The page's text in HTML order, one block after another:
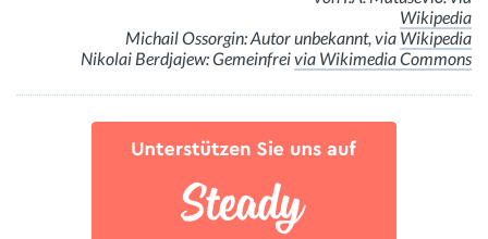
Wikipedia
Michail Ossorgin: Autor unbekannt, via Wikipedia
Nikolai Berdjajew: Gemeinfreivia Wikimedia Commons